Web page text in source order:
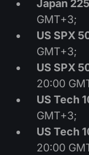
PAMM ECN
Провайдеры и
Конкурсы
ETF
Криптовалюта
Календарь
Форум
База знаний
Что такое
Что такое ECN
Что такое
Почему мы?
История
Связаться с
Japan 225
GMT+3;
US SPX
GMT+3;
US SPX
20:00
US Tech
GMT+3;
US Tech
20:00